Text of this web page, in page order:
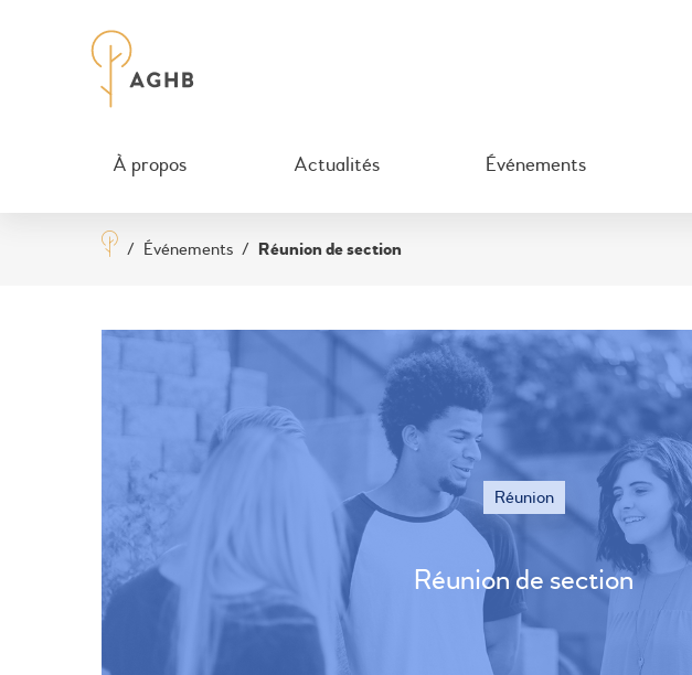
À propos Actualités Événements
/ Événements / Réunion de section
Réunion
Réunion de section